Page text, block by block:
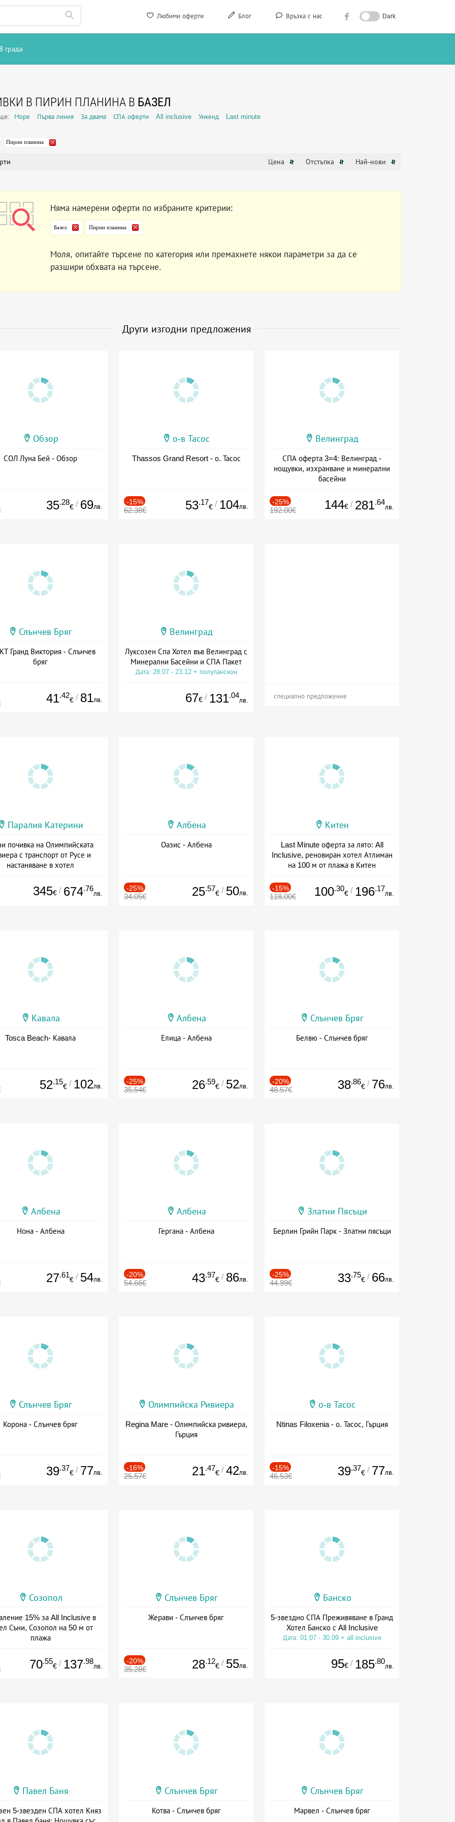
Любими оферти Блог Връзка с нас Dark
В града
В ПИРИН ПЛАНИНА В БАЗЕЛ
Море Първа линия За двама СПА оферти All inclusive Уикенд Last minute
Пирин планина
Цена Отстъпка Най-нови
Няма намерени оферти по избраните критерии:
Базел Пирин планина
Моля, опитайте търсене по категория или премахнете някои параметри за да се
разшири обхвата на търсене.
Други изгодни предложения
Обзор
СОЛ Луна Бей - Обзор
35.28
€ / 69лв.
о-в Тасос
Thassos Grand Resort - о. Тасос
-15%
62.38€ 53.17
€ / 104лв.
Велинград
СПА оферта 3=4: Велинград -
нощувки, изхранване и минерални
басейни
-25%
192.00€ 144€ / 281.64
лв.
Слънчев Бряг
Гранд Виктория - Слънчев
бряг
41.42
€ / 81лв.
Велинград
Луксозен Спа Хотел във Велинград с
Минерални Басейни и СПА Пакет
Дата: 28.07 - 23.12 + полупансион
67€ / 131.04
лв. специално предложение
Паралия Катерини
почивка на Олимпийската
с транспорт от Русе и
настаняване в хотел
345€ / 674.76
лв.
Албена
Оазис - Албена
-25%
34.05€ 25.57
€ / 50лв.
Китен
Last Minute оферта за лято: All
Inclusive, реновиран хотел Атлиман
на 100 м от плажа в Китен
-15%
118.00€ 100.30
€ / 196.17
лв.
Кавала
Tosca Beach- Кавала
52.15
€ / 102лв.
Албена
Елица - Албена
-25%
35.54€ 26.59
€ / 52лв.
Слънчев Бряг
Белвю - Слънчев бряг
-20%
48.57€ 38.86
€ / 76лв.
Албена
Нона - Албена
27.61
€ / 54лв.
Албена
Гергана - Албена
-20%
54.66€ 43.97
€ / 86лв.
Златни Пясъци
Берлин Грийн Парк - Златни пясъци
-25%
44.99€ 33.75
€ / 66лв.
Слънчев Бряг
Корона - Слънчев бряг
39.37
€ / 77лв.
Олимпийска Ривиера
Regina Mare - Олимпийска ривиера,
Гърция
-16%
25.57€ 21.47
€ / 42лв.
о-в Тасос
Ntinas Filoxenia - о. Тасос, Гърция
-15%
46.53€ 39.37
€ / 77лв.
Созопол
15% за All Inclusive в
Съни, Созопол на 50 м от
плажа
70.55
€ / 137.98
лв.
Слънчев Бряг
Жерави - Слънчев бряг
-20%
35.28€ 28.12
€ / 55лв.
Банско
5-звездно СПА Преживяване в Гранд
Хотел Банско с All Inclusive
Дата: 01.07 - 30.09 + all inclusive
95€ / 185.80
лв.
Павел Баня
5-звезден СПА хотел Княз
Слънчев Бряг
Котва - Слънчев бряг
Слънчев Бряг
Марвел - Слънчев бряг